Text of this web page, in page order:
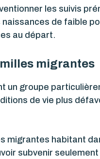
les suivis
de faible
au départ.
migrantes
un groupe
de vie plus
habitant
subvenir